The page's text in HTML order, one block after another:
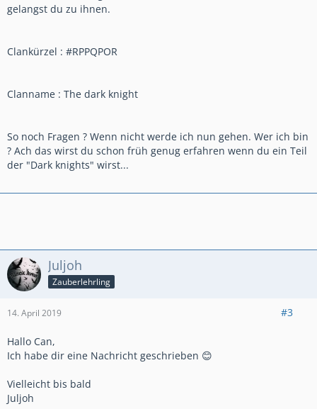
gelangst du zu ihnen.
Clankürzel : #RPPQPOR
Clanname : The dark knight
So noch Fragen ? Wenn nicht werde ich nun gehen. Wer ich bin
? Ach das wirst du schon früh genug erfahren wenn du ein Teil
der "Dark knights" wirst...
Juljoh
Zauberlehrling
14. April 2019 #3
Hallo Can,
Ich habe dir eine Nachricht geschrieben 😊
Vielleicht bis bald
Juljoh